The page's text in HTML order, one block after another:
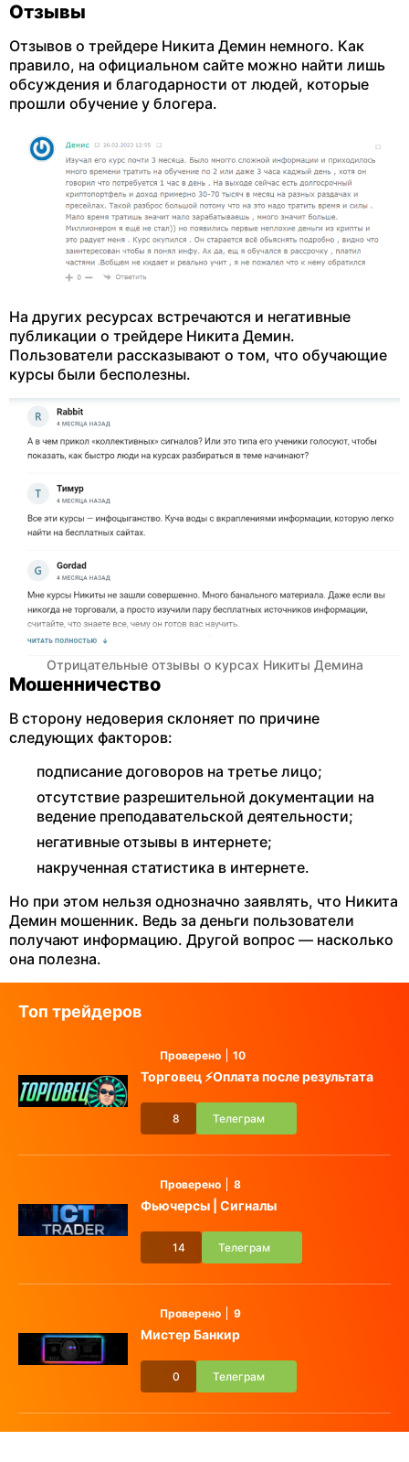
Отзывы
Отзывов о трейдере Никита Демин немного. Как
правило, на официальном сайте можно найти лишь
обсуждения и благодарности от людей, которые
прошли обучение у блогера.
На других ресурсах встречаются и негативные
публикации о трейдере Никита Демин.
Пользователи рассказывают о том, что обучающие
курсы были бесполезны.
Отрицательные отзывы о курсах Никиты Демина
Мошенничество
В сторону недоверия склоняет по причине
следующих факторов:
подписание договоров на третье лицо;
отсутствие разрешительной документации на
ведение преподавательской деятельности;
негативные отзывы в интернете;
накрученная статистика в интернете.
Но при этом нельзя однозначно заявлять, что Никита
Демин мошенник. Ведь за деньги пользователи
получают информацию. Другой вопрос — насколько
она полезна.
Топ трейдеров
Проверено 10
Торговец ⚡️Оплата после результата
8 Телеграм
Проверено 8
Фьючерсы | Сигналы
14 Телеграм
Проверено 9
Мистер Банкир
0 Телеграм